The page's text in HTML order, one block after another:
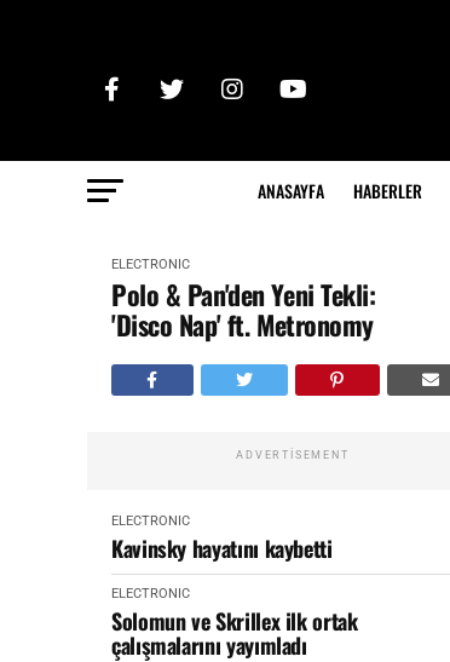
ANASAYFA HABERLER
ELECTRONIC
Polo & Pan'den Yeni Tekli:
'Disco Nap' ft. Metronomy
ADVERTISEMENT
ELECTRONIC
Kavinsky hayatını kaybetti
ELECTRONIC
Solomun ve Skrillex ilk ortak
çalışmalarını yayımladı